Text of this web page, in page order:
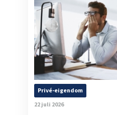
Privé-eigendom
22 juli 2026